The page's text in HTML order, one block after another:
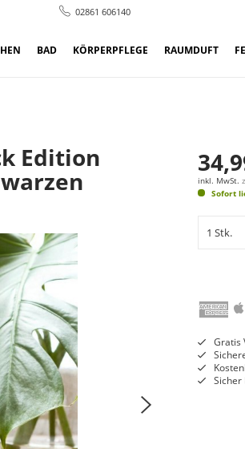
02861 606140
BAD KÖRPERPFLEGE RAUMDUFT
Edition
inkl. MwSt.
Sofort
Gratis
Sicher